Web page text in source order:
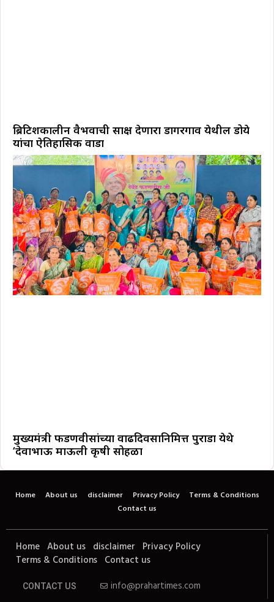
ब्रिटिशकालीन वैभवाची साक्ष देणारा डोंगरगाव येथील डोये
यांचा ऐतिहासिक वाडा
मुख्यमंत्री फडणवीसांच्या वाढदिवसानिमित्त पुराडा येथे
‘देवाभाऊ माऊली कृषी सोहळा
Home About us disclaimer Privacy Policy
Terms & Conditions
Contact us
Home About us disclaimer Privacy Policy
Terms & Conditions Contact us
CONTACT US info@prahartimes.com